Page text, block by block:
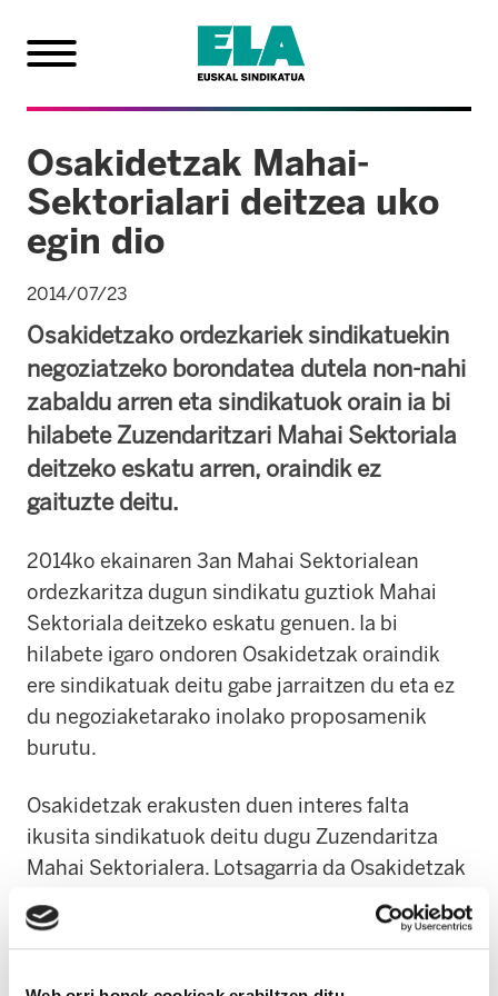
Osakidetzak Mahai-
Sektorialari deitzea uko
egin dio
2014/07/23
Osakidetzako ordezkariek sindikatuekin
negoziatzeko borondatea dutela non-nahi
zabaldu arren eta sindikatuok orain ia bi
hilabete Zuzendaritzari Mahai Sektoriala
deitzeko eskatu arren, oraindik ez
gaituzte deitu.
2014ko ekainaren 3an Mahai Sektorialean
ordezkaritza dugun sindikatu guztiok Mahai
Sektoriala deitzeko eskatu genuen. Ia bi
hilabete igaro ondoren Osakidetzak oraindik
ere sindikatuak deitu gabe jarraitzen du eta ez
du negoziaketarako inolako proposamenik
burutu.
Osakidetzak erakusten duen interes falta
ikusita sindikatuok deitu dugu Zuzendaritza
Mahai Sektorialera. Lotsagarria da Osakidetzak
Mahai deialdirik ez burutzea, sindikatu guztiok
aho-batez eskatuta ere. Egoera honek